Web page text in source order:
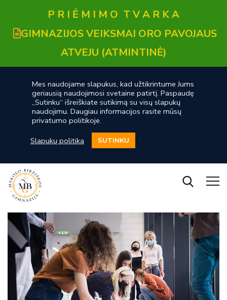
P R I Ė M I M O T V A R K A
GIMNAZIJOS VEIKSMAI ORO PAVOJAUS
ATVEJU (ATMINTINĖ)
Mes naudojame slapukus, kad užtikrintume Jums
geriausią naudojimosi svetaine patirtį. Paspaudę
„Sutinku“ išreiškiate sutikimą su visų slapukų
naudojimu. Daugiau informacijos rasite mūsų
privatumo politikoje.
Slapukų politika
SUTINKU